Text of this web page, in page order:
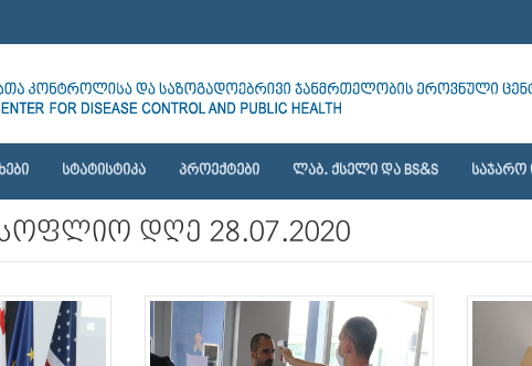
ᲡᲢᲐᲢᲘᲡᲢᲘᲙᲐ ᲞᲠᲝᲔᲥᲢᲔᲑᲘ ᲚᲐᲑ. ᲥᲡᲔᲚᲘ ᲓᲐ BS&S ᲡᲐᲯᲐᲠᲝ
დღე 28.07.2020